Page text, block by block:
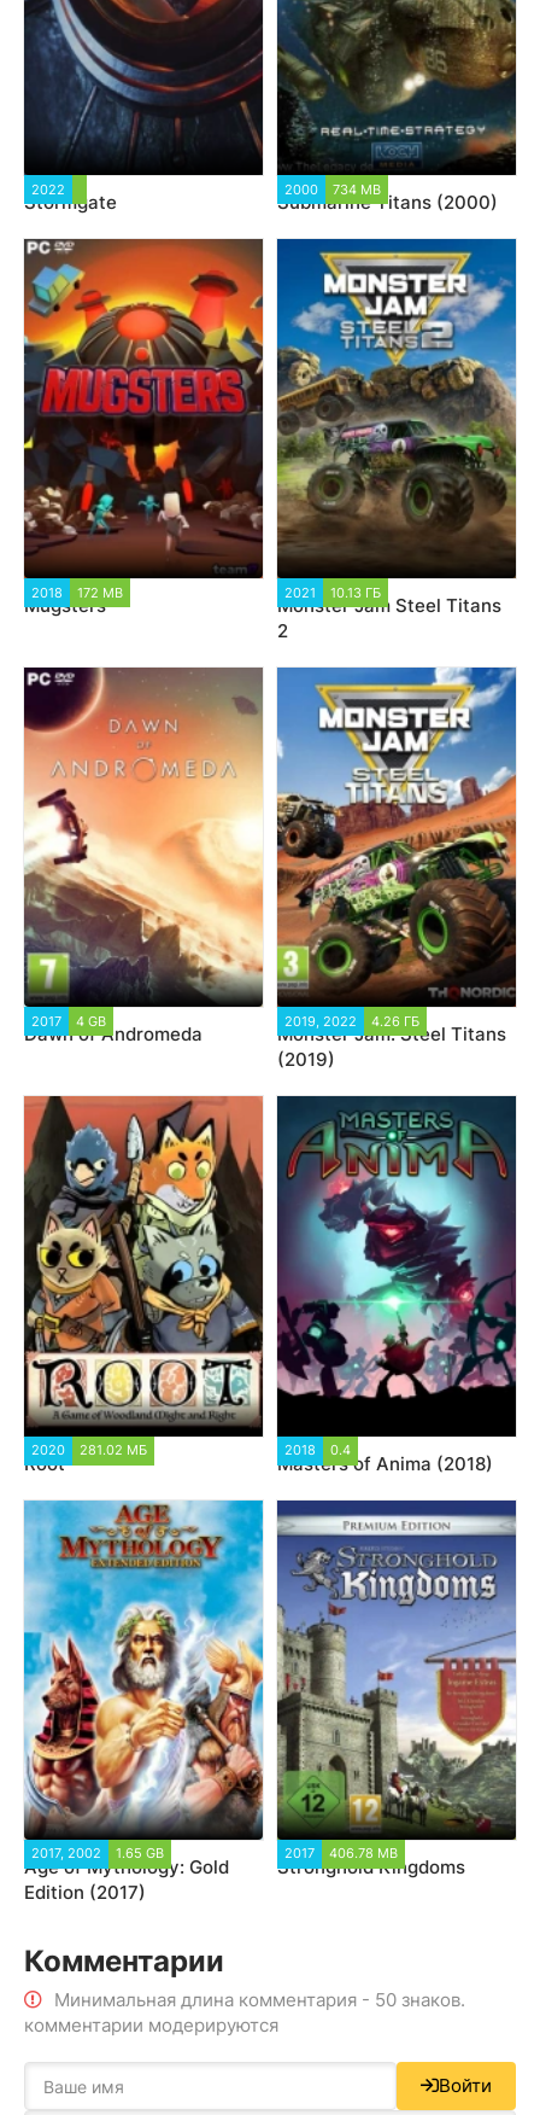
2022
Stormgate
2000 734 MB
Submarine Titans (2000)
2018 172 MB
Mugsters
2021 10.13 ГБ
Monster Jam Steel Titans
2
2017 4 GB
Dawn of Andromeda
2019, 2022 4.26 ГБ
Monster Jam: Steel Titans
(2019)
2020 281.02 МБ
Root
2018 0.4
Masters of Anima (2018)
2017, 2002 1.65 GB
Age of Mythology: Gold
Edition (2017)
2017 406.78 MB
Stronghold Kingdoms
Комментарии
Минимальная длина комментария - 50 знаков.
комментарии модерируются
Войти